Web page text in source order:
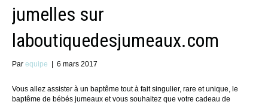
jumelles sur
laboutiquedesjumeaux.com
Par equipe | 6 mars 2017
Vous allez assister à un baptême tout à fait singulier, rare et unique, le
baptême de bébés jumeaux et vous souhaitez que votre cadeau de